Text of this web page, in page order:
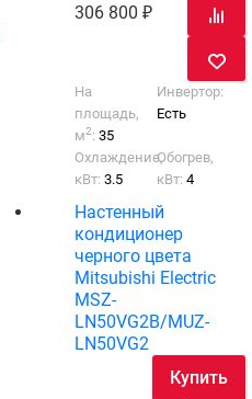
306 800
На
площадь,
м2:35
Инвертор:
Есть
Охлаждение,
кВт:3.5
Обогрев,
кВт:4
Настенный
кондиционер
черного цвета
Mitsubishi Electric
MSZ-
LN50VG2B/MUZ-
LN50VG2
Купить